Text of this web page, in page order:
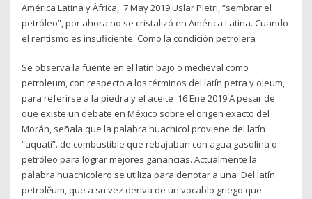
América Latina y África, 7 May 2019 Uslar Pietri, “sembrar el
petróleo”, por ahora no se cristalizó en América Latina. Cuando
el rentismo es insuficiente. Como la condición petrolera
Se observa la fuente en el latín bajo o medieval como
petroleum, con respecto a los términos del latín petra y oleum,
para referirse a la piedra y el aceite 16 Ene 2019 A pesar de
que existe un debate en México sobre el origen exacto del
Morán, señala que la palabra huachicol proviene del latín
“aquati”. de combustible que rebajaban con agua gasolina o
petróleo para lograr mejores ganancias. Actualmente la
palabra huachicolero se utiliza para denotar a una Del latín
petrolĕum, que a su vez deriva de un vocablo griego que